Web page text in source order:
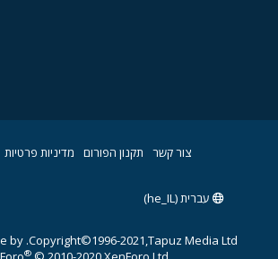
צור קשר תקנון הפורום מדיניות פרטיות
עברית (he_IL)
Copyright©1996-2021,Tapuz Media Ltd.
by
®